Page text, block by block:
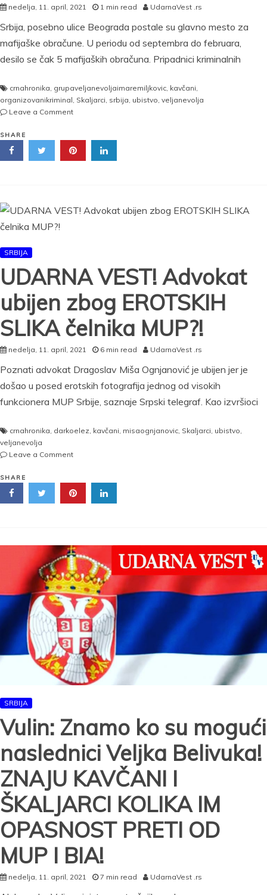
nedelja, 11. april, 2021 1 min read UdarnaVest .rs
Srbija, posebno ulice Beograda postale su glavno mesto za
mafijaške obračune. U periodu od septembra do februara,
desilo se čak 5 mafijaških obračuna. Pripadnici kriminalnih
crnahronika, grupaveljanevoljaimaremiljkovic, kavčani,
organizovanikriminal, Skaljarci, srbija, ubistvo, veljanevolja
Leave a Commenton
LIKVIDACIJA
na
hapšenja
SHARE
SRBIJA
UDARNA VEST! Advokat
ubijen zbog EROTSKIH
SLIKA čelnika MUP?!
nedelja, 11. april, 2021 6 min read UdarnaVest .rs
Poznati advokat Dragoslav Miša Ognjanović je ubijen jer je
došao u posed erotskih fotografija jednog od visokih
funkcionera MUP Srbije, saznaje Srpski telegraf. Kao izvršioci
crnahronika, darkoelez, kavčani, misaognjanovic, Skaljarci, ubistvo,
veljanevolja
Leave a Commenton
Advokat
ubijen
čelnika
MUP?!
SHARE
SRBIJA
Vulin: Znamo ko su mogući
naslednici Veljka Belivuka!
ZNAJU KAVČANI I
ŠKALJARCI KOLIKA IM
OPASNOST PRETI OD
MUP I BIA!
nedelja, 11. april, 2021 7 min read UdarnaVest .rs